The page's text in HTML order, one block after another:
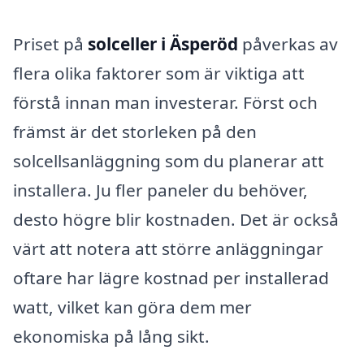
Priset på solceller i Äsperöd påverkas av
flera olika faktorer som är viktiga att
förstå innan man investerar. Först och
främst är det storleken på den
solcellsanläggning som du planerar att
installera. Ju fler paneler du behöver,
desto högre blir kostnaden. Det är också
värt att notera att större anläggningar
oftare har lägre kostnad per installerad
watt, vilket kan göra dem mer
ekonomiska på lång sikt.